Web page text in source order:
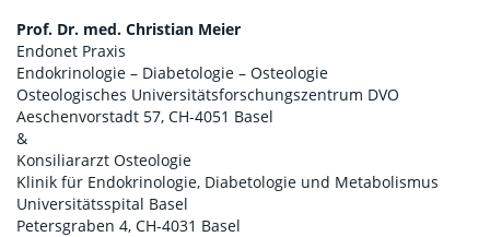
Prof. Dr. med. Christian Meier
Endonet Praxis
Endokrinologie – Diabetologie – Osteologie
Osteologisches Universitätsforschungszentrum DVO
Aeschenvorstadt 57, CH-4051 Basel
&
Konsiliararzt Osteologie
Klinik für Endokrinologie, Diabetologie und Metabolismus
Universitätsspital Basel
Petersgraben 4, CH-4031 Basel